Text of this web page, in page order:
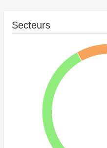
Secteurs